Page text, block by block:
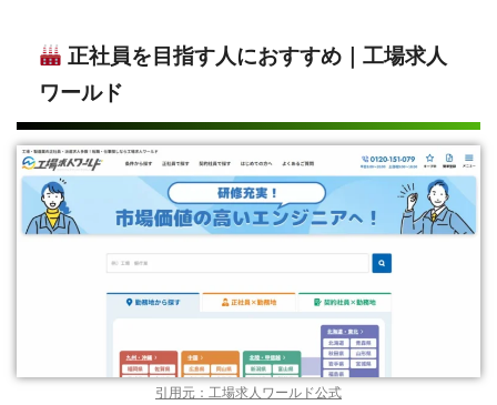
正社員を目指す人におすすめ｜工場求人
ワールド
引用元：工場求人ワールド公式